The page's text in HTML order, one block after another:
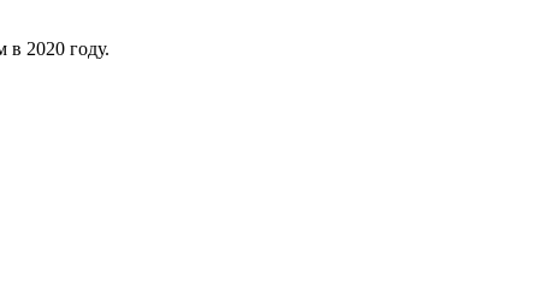
в 2020 году.